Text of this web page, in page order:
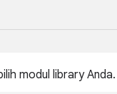
modul library Anda.